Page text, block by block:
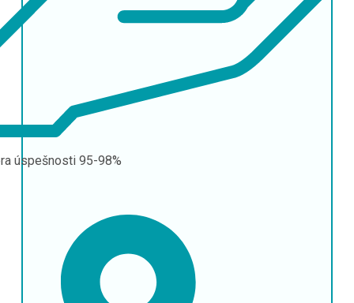
úspešnosti 95-98%